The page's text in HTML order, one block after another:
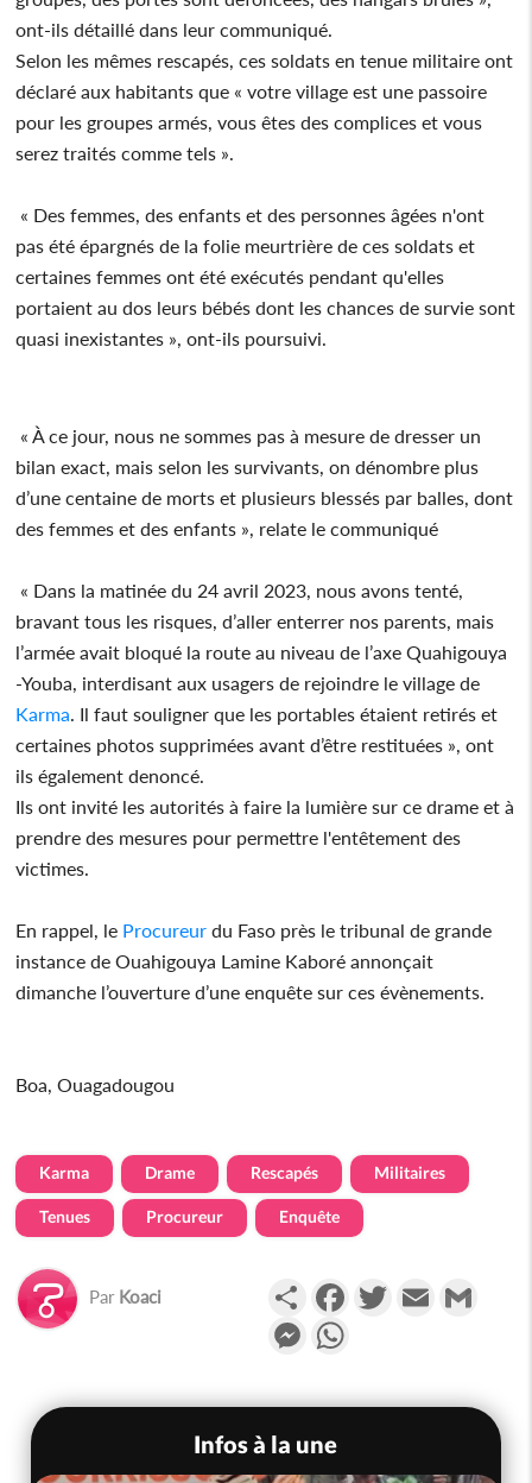
ont-ils détaillé dans leur communiqué.
Selon les mêmes rescapés, ces soldats en tenue militaire ont
déclaré aux habitants que « votre village est une passoire
pour les groupes armés, vous êtes des complices et vous
serez traités comme tels ».
« Des femmes, des enfants et des personnes âgées n'ont
pas été épargnés de la folie meurtrière de ces soldats et
certaines femmes ont été exécutés pendant qu'elles
portaient au dos leurs bébés dont les chances de survie sont
quasi inexistantes », ont-ils poursuivi.
« À ce jour, nous ne sommes pas à mesure de dresser un
bilan exact, mais selon les survivants, on dénombre plus
d’une centaine de morts et plusieurs blessés par balles, dont
des femmes et des enfants », relate le communiqué
« Dans la matinée du 24 avril 2023, nous avons tenté,
bravant tous les risques, d’aller enterrer nos parents, mais
l’armée avait bloqué la route au niveau de l’axe Quahigouya
-Youba, interdisant aux usagers de rejoindre le village de
Karma. Il faut souligner que les portables étaient retirés et
certaines photos supprimées avant d’être restituées », ont
ils également denoncé.
Ils ont invité les autorités à faire la lumière sur ce drame et à
prendre des mesures pour permettre l'entêtement des
victimes.
En rappel, le Procureur du Faso près le tribunal de grande
instance de Ouahigouya Lamine Kaboré annonçait
dimanche l’ouverture d’une enquête sur ces évènements.
Boa, Ouagadougou
Karma Drame Rescapés Militaires
Tenues Procureur Enquête
Par Koaci PartagerFacebookTwitterEmail
Messenger
Infos à la une